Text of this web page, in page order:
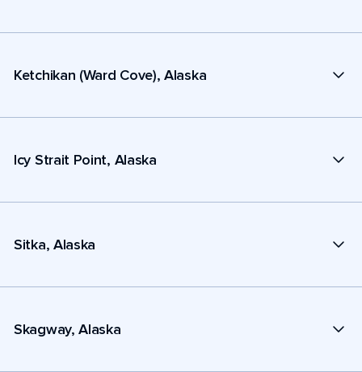
Ketchikan (Ward Cove), Alaska
Icy Strait Point, Alaska
Sitka, Alaska
Skagway, Alaska